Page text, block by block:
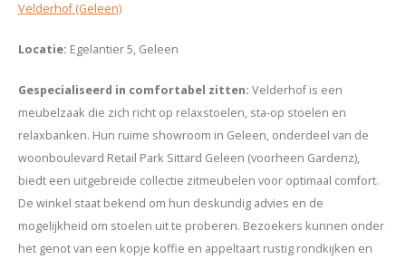
Velderhof (Geleen)
Locatie: Egelantier 5, Geleen
Gespecialiseerd in comfortabel zitten: Velderhof is een
meubelzaak die zich richt op relaxstoelen, sta-op stoelen en
relaxbanken. Hun ruime showroom in Geleen, onderdeel van de
woonboulevard Retail Park Sittard Geleen (voorheen Gardenz),
biedt een uitgebreide collectie zitmeubelen voor optimaal comfort.
De winkel staat bekend om hun deskundig advies en de
mogelijkheid om stoelen uit te proberen. Bezoekers kunnen onder
het genot van een kopje koffie en appeltaart rustig rondkijken en